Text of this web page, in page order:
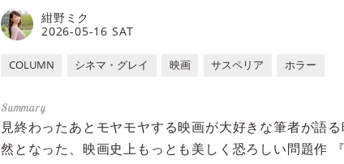
2026-05-16 SAT
紺野ミク
COLUMN シネマ・グレイ 映画 サスペリア ホラー
見終わったあとモヤモヤする映画が大好きな筆者が語
然となった、映画史上もっとも美しく恐ろしい問題作